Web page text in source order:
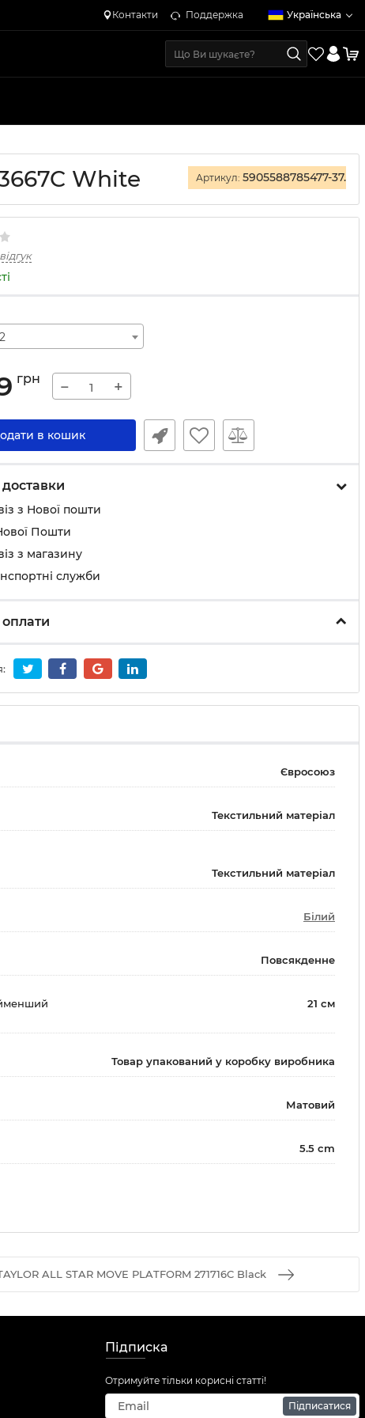
Контакти Поддержка Українська
White Артикул: 5905588785477-37.1_2
грн − +
в кошик
з Нової пошти
Пошти
з магазину
служби
Євросоюз
Текстильний матеріал
Текстильний матеріал
Білий
Повсякденне
21 см
Товар упакований у коробку виробника
Матовий
5.5 cm
ALL STAR MOVE PLATFORM 271716C Black
Підписка
Отримуйте тільки корисні статті!
Підписатися